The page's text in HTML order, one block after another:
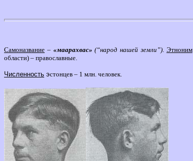
Самоназвание – «маарахвас» (“народ нашей земли”). Этноним
области) – православные.
Численность эстонцев – 1 млн. человек.